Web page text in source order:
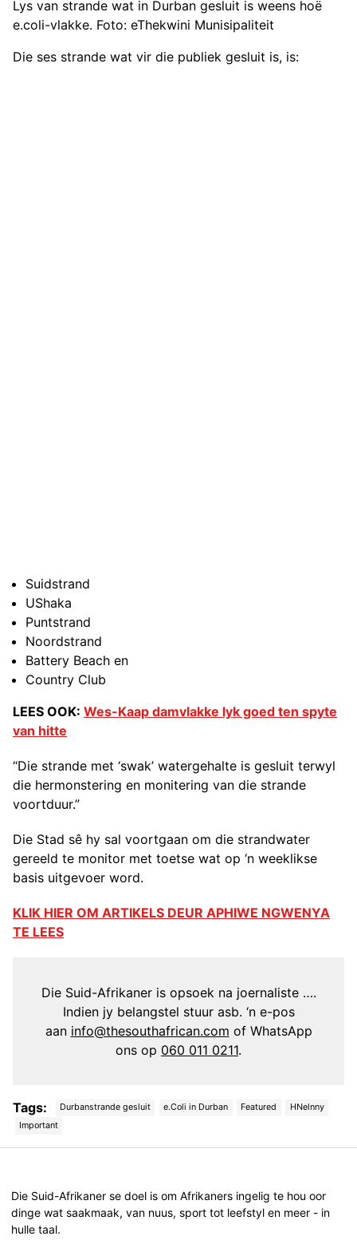
Lys van strande wat in Durban gesluit is weens hoë
e.coli-vlakke. Foto: eThekwini Munisipaliteit
Die ses strande wat vir die publiek gesluit is, is:
Suidstrand
UShaka
Puntstrand
Noordstrand
Battery Beach en
Country Club
LEES OOK: Wes-Kaap damvlakke lyk goed ten spyte
van hitte
“Die strande met ‘swak’ watergehalte is gesluit terwyl
die hermonstering en monitering van die strande
voortduur.”
Die Stad sê hy sal voortgaan om die strandwater
gereeld te monitor met toetse wat op ‘n weeklikse
basis uitgevoer word.
KLIK HIER OM ARTIKELS DEUR APHIWE NGWENYA
TE LEES
Die Suid-Afrikaner is opsoek na joernaliste ….
Indien jy belangstel stuur asb. ‘n e-pos
aan info@thesouthafrican.com of WhatsApp
ons op 060 011 0211.
Tags: Durbanstrande gesluit e.Coli in Durban Featured
HNelnny
Important
Die Suid-Afrikaner se doel is om Afrikaners ingelig te hou oor
dinge wat saakmaak, van nuus, sport tot leefstyl en meer - in
hulle taal.